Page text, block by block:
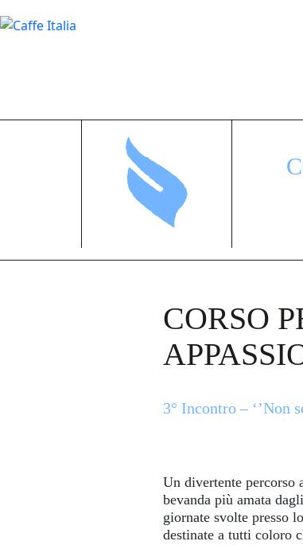
CORSO
3° Incontro – ‘’Non
Un divertente percorso
bevanda più amata
giornate svolte presso
destinate a tutti coloro